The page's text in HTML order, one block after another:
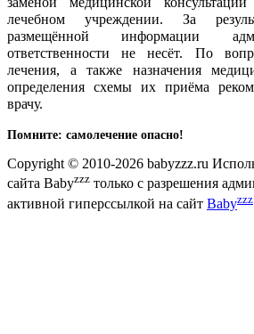
лечебном учреждении. За
размещённой информации
ответственности не несёт. По
лечения, а также назначения
определения схемы их приёма
врачу.
Помните: самолечение опасно!
Copyright © 2010-2026 babyzzz.ru
сайта Babyzzz только с разрешения
активной гиперссылкой на сайт Babyzzz